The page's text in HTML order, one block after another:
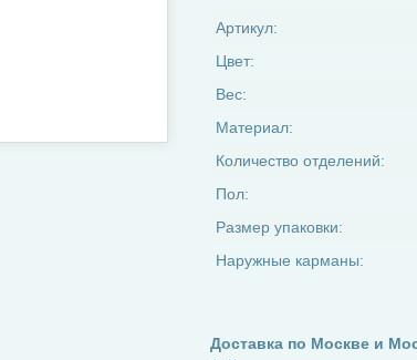
Артикул:
Цвет:
Вес:
Материал:
Количество отделений:
Пол:
Размер упаковки:
Наружные карманы:
Доставка по Москве и